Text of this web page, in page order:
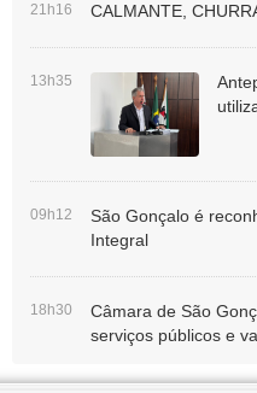
21h16 CALMANTE,
13h35
09h12
São Gonçalo é
Integral
18h30
Câmara de São
serviços públicos e